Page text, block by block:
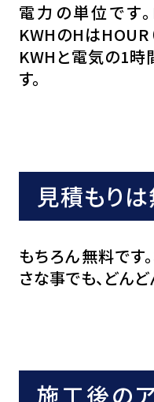
電力の単位です
KWHのHはHOUR
KWHと電気の1時
す。
見積もり
もちろん無料です
さな事でも、どん
施工後の